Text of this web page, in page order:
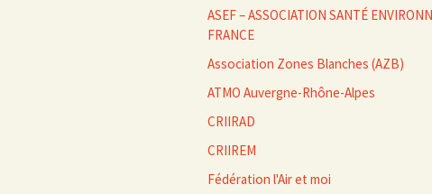
ASEF – ASSOCIATION SANTÉ
FRANCE
Association Zones Blanches (AZB)
ATMO Auvergne-Rhône-Alpes
CRIIRAD
CRIIREM
Fédération l'Air et moi